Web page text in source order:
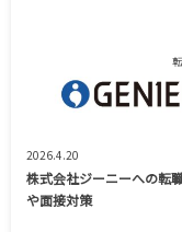
2026.4.20
株式会社ジーニーへの転
や面接対策